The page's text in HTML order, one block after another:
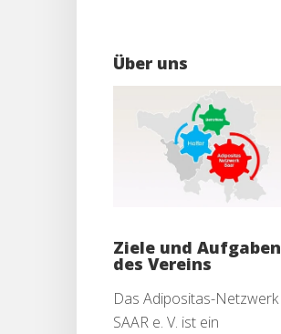
Über uns
Ziele und Aufgaben
des Vereins
Das Adipositas-Netzwerk
SAAR e. V. ist ein